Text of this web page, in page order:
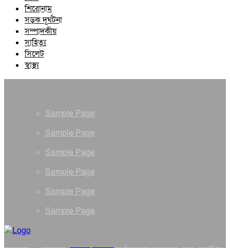
শিরোনাম
সড়ক দূর্ঘটনা
সম্পাদকীয়
সাহিত্য
সিলেট
স্বাস্থ্য
Sample Page
Sample Page
Sample Page
Sample Page
Sample Page
Sample Page